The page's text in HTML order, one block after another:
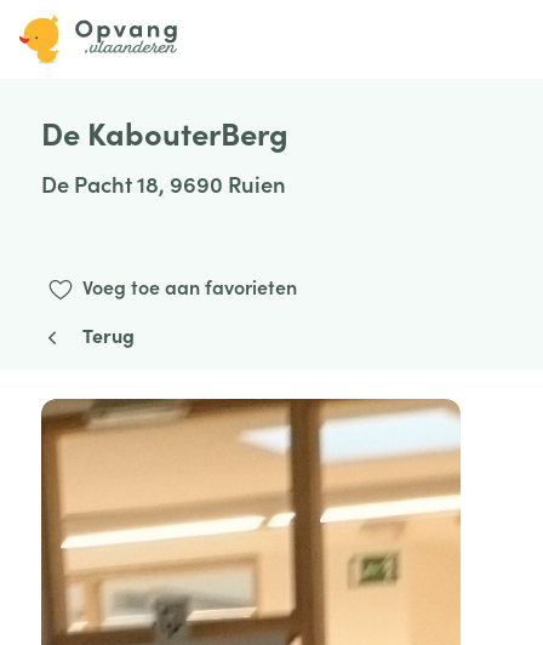
De KabouterBerg
De Pacht 18, 9690 Ruien
Voeg toe aan favorieten
Terug